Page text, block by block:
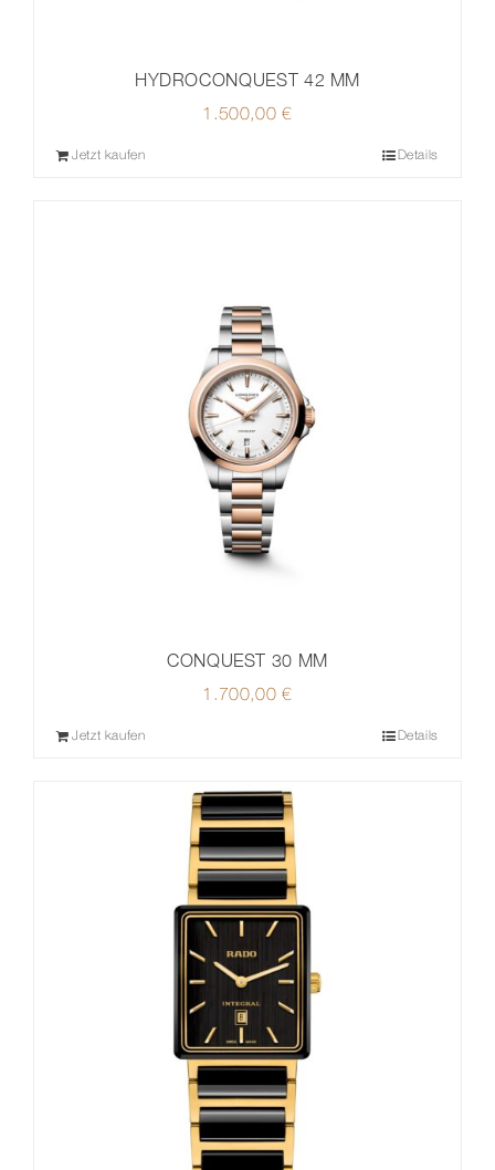
HYDROCONQUEST 42 MM
1.500,00€
Jetzt kaufen Details
CONQUEST 30 MM
1.700,00€
Jetzt kaufen Details